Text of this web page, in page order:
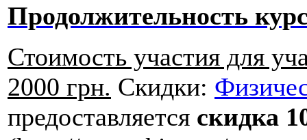
Продолжительность
Стоимость участия для
2000 грн. Скидки:
предоставляется скидка